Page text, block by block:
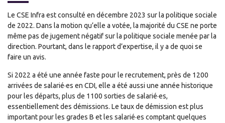
Le CSE Infra est consulté en décembre 2023 sur la politique sociale
de 2022. Dans la motion qu’elle a votée, la majorité du CSE ne porte
même pas de jugement négatif sur la politique sociale menée par la
direction. Pourtant, dans le rapport d’expertise, il y a de quoi se
faire un avis.
Si 2022 a été une année faste pour le recrutement, près de 1200
arrivées de salarié·es en CDI, elle a été aussi une année historique
pour les départs, plus de 1100 sorties de salarié·es,
essentiellement des démissions. Le taux de démission est plus
important pour les grades B et les salarié·es comptant quelques